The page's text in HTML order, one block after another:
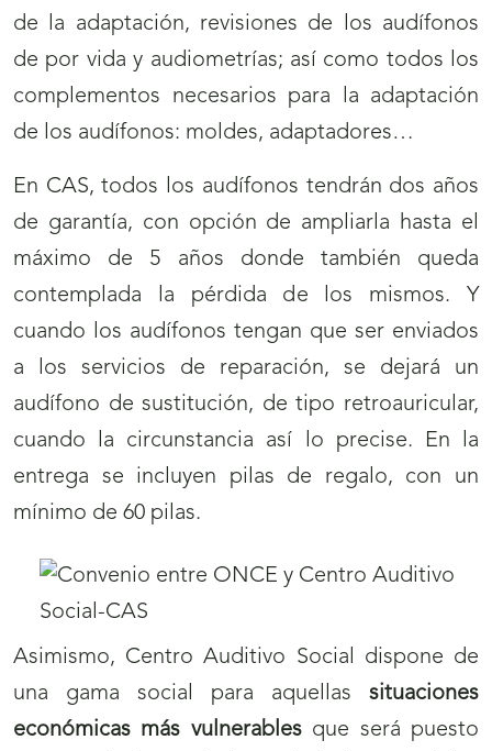
de la adaptación, revisiones de los audífonos
de por vida y audiometrías; así como todos los
complementos necesarios para la adaptación
de los audífonos: moldes, adaptadores…
En CAS, todos los audífonos tendrán dos años
de garantía, con opción de ampliarla hasta el
máximo de 5 años donde también queda
contemplada la pérdida de los mismos. Y
cuando los audífonos tengan que ser enviados
a los servicios de reparación, se dejará un
audífono de sustitución, de tipo retroauricular,
cuando la circunstancia así lo precise. En la
entrega se incluyen pilas de regalo, con un
mínimo de 60 pilas.
Asimismo, Centro Auditivo Social dispone de
una gama social para aquellas situaciones
económicas más vulnerablesque será puesto